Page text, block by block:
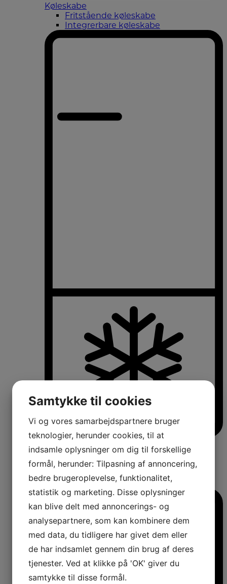
Køleskabe
Fritstående køleskabe
Integrerbare køleskabe
Køle-/fryseskabe
Fritstående køle-/fryseskabe
Integrerbare køle-/fryseskabe
Køleskabe med fryseboks
Amerikanerkøleskabe
Samtykke til cookies
Vi og vores samarbejdspartnere bruger
teknologier, herunder cookies, til at
indsamle oplysninger om dig til forskellige
formål, herunder: Tilpasning af annoncering,
bedre brugeroplevelse, funktionalitet,
statistik og marketing. Disse oplysninger
kan blive delt med annoncerings- og
analysepartnere, som kan kombinere dem
med data, du tidligere har givet dem eller
de har indsamlet gennem din brug af deres
tjenester. Ved at klikke på 'OK' giver du
samtykke til disse formål.